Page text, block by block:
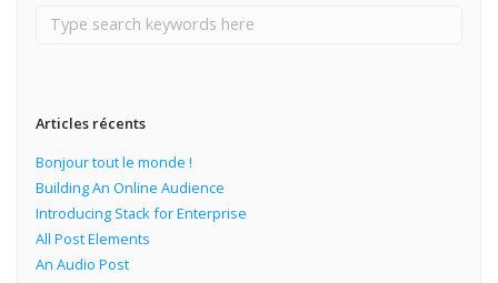
Articles récents
Bonjour tout le monde !
Building An Online Audience
Introducing Stack for Enterprise
All Post Elements
An Audio Post